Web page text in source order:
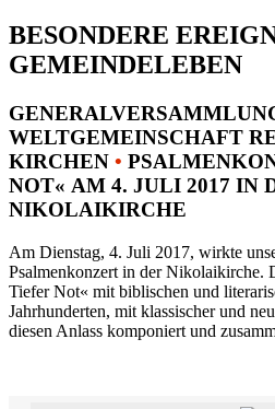
BESONDERE
GEMEINDELEBEN
WELTGEMEINSCHAFT
KIRCHEN •
NOT« AM 4. JULI 2017 IN
NIKOLAIKIRCHE
Am Dienstag, 4. Juli 2017, wirkte
Psalmenkonzert in der Nikolaikirche.
Tiefer Not« mit biblischen und
Jahrhunderten, mit klassischer und
diesen Anlass komponiert und